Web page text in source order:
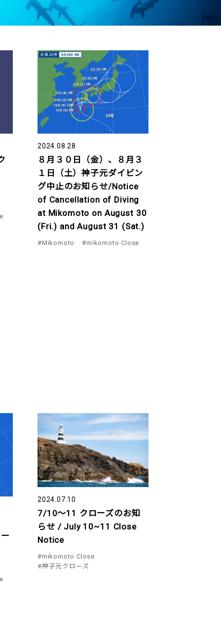
2024.08.28
８月３０日（金）、８月３
１日（土）神子元ダイビン
グ中止のお知らせ/Notice
of Cancellation of Diving
at Mikomoto on August 30
(Fri.) and August 31 (Sat.)
#Mikomoto #mikomoto Close
2024.07.10
7/10～11 クローズのお知
らせ / July 10~11 Close
Notice
#mikomoto Close
#神子元クローズ